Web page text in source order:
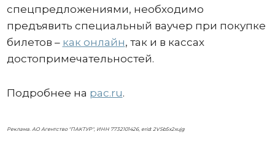
спецпредложениями, необходимо
предъявить специальный ваучер при покупке
билетов – как онлайн, так и в кассах
достопримечательностей.
Подробнее на pac.ru.
Реклама. АО Агентство "ПАКТУР", ИНН 7732101426, erid: 2VSb5x2xujg